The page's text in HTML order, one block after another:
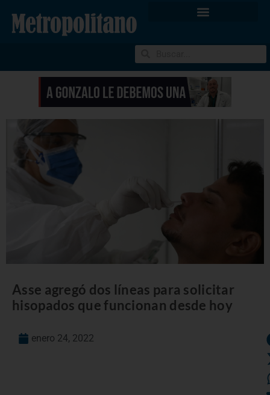
Asse agregó dos líneas para solicitar
hisopados que funcionan desde hoy
enero 24, 2022